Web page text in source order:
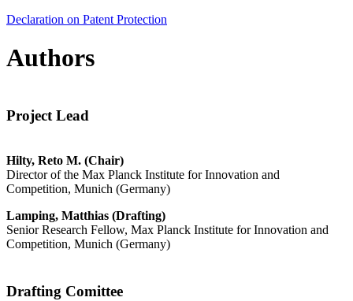
Declaration on Patent Protection
Authors
Project Lead
Hilty, Reto M. (Chair)
Director of the Max Planck Institute for Innovation and
Competition, Munich (Germany)
Lamping, Matthias (Drafting)
Senior Research Fellow, Max Planck Institute for Innovation and
Competition, Munich (Germany)
Drafting Comittee